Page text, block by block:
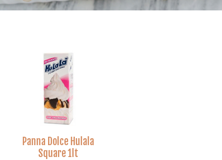
Panna Dolce Hulala
Square 1lt